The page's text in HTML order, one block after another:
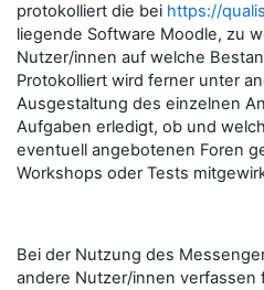
protokolliert die bei https://
liegende Software Moodle, zu
Nutzer/innen auf welche
Protokolliert wird ferner unter
Ausgestaltung des einzelnen
Aufgaben erledigt, ob und
eventuell angebotenen Foren
Workshops oder Tests
Bei der Nutzung des
andere Nutzer/innen verfassen